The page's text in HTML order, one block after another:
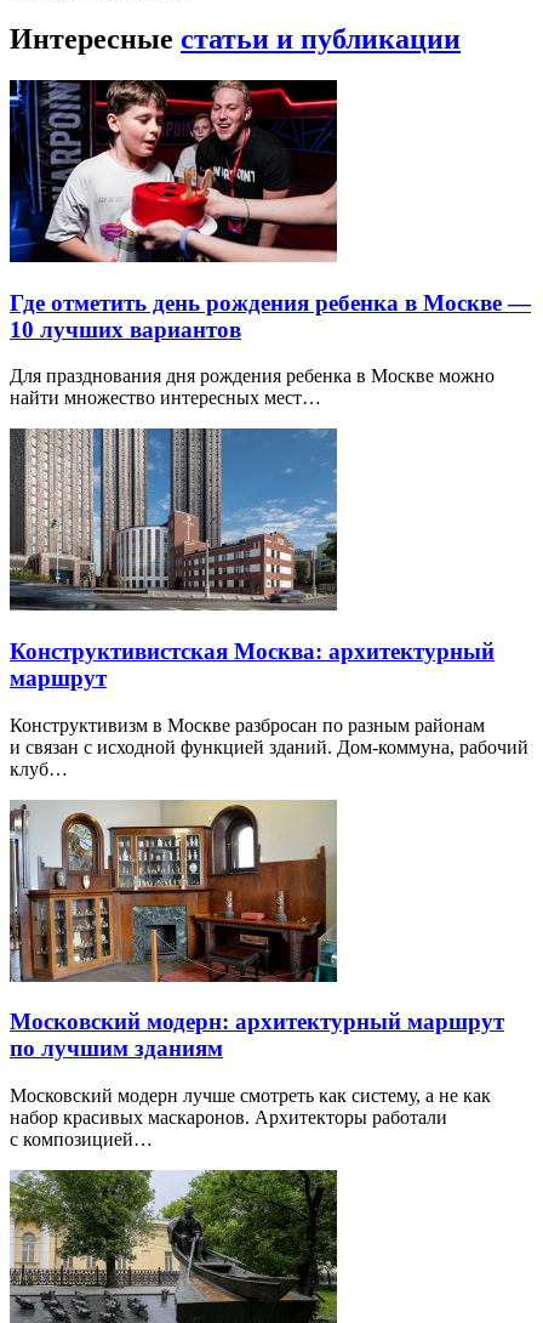
Интересные статьи и публикации
Где отметить день рождения ребенка в Москве —
10 лучших вариантов
Для празднования дня рождения ребенка в Москве можно
найти множество интересных мест…
Конструктивистская Москва: архитектурный
маршрут
Конструктивизм в Москве разбросан по разным районам
и связан с исходной функцией зданий. Дом-коммуна, рабочий
клуб…
Московский модерн: архитектурный маршрут
по лучшим зданиям
Московский модерн лучше смотреть как систему, а не как
набор красивых маскаронов. Архитекторы работали
с композицией…